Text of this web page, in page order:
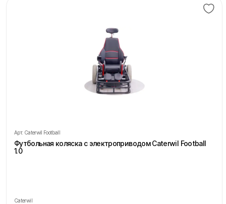
Арт. Caterwil Football
Футбольная коляска с электроприводом Caterwil Football
1.0
Caterwil